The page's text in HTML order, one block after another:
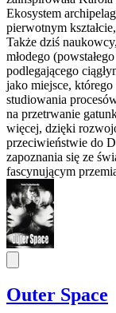
Ekosystem
pierwotnym
Także dziś
młodego
podlegającego
jako miejsce,
studiowania
na przetrwanie
więcej, dzięki
przeciwieństwie do
zapoznania się ze
fascynującym
Outer Space